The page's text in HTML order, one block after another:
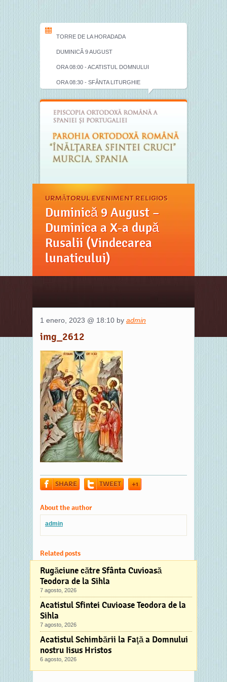
TORRE DE LA HORADADA
DUMINICĂ 9 AUGUST
ORA 08:00 - ACATISTUL DOMNULUI
ORA 08:30 - SFÂNTA LITURGHIE
URMĂTORUL EVENIMENT RELIGIOS
Duminică 9 August –
Duminica a X-a după
Rusalii (Vindecarea
lunaticului)
1 enero, 2023 @ 18:10 by admin
img_2612
SHARE TWEET +1
About the author
admin
Related posts
Rugăciune către Sfânta Cuvioasă
Teodora de la Sihla
7 agosto, 2026
Acatistul Sfintei Cuvioase Teodora de la
Sihla
7 agosto, 2026
Acatistul Schimbării la Faţă a Domnului
nostru Iisus Hristos
6 agosto, 2026